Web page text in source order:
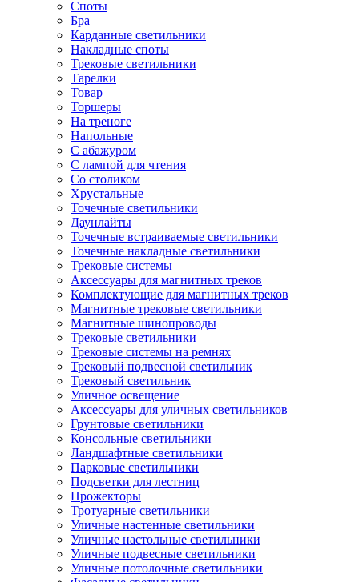
Споты
Бра
Карданные светильники
Накладные споты
Трековые светильники
Тарелки
Товар
Торшеры
На треноге
Напольные
С абажуром
С лампой для чтения
Со столиком
Хрустальные
Точечные светильники
Даунлайты
Точечные встраиваемые светильники
Точечные накладные светильники
Трековые системы
Аксессуары для магнитных треков
Комплектующие для магнитных треков
Магнитные трековые светильники
Магнитные шинопроводы
Трековые светильники
Трековые системы на ремнях
Трековый подвесной светильник
Трековый светильник
Уличное освещение
Аксессуары для уличных светильников
Грунтовые светильники
Консольные светильники
Ландшафтные светильники
Парковые светильники
Подсветки для лестниц
Прожекторы
Тротуарные светильники
Уличные настенные светильники
Уличные настольные светильники
Уличные подвесные светильники
Уличные потолочные светильники